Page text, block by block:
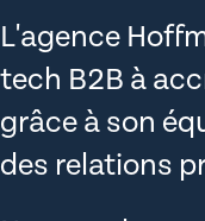
L'agence
tech B2B à
grâce à son
des relations